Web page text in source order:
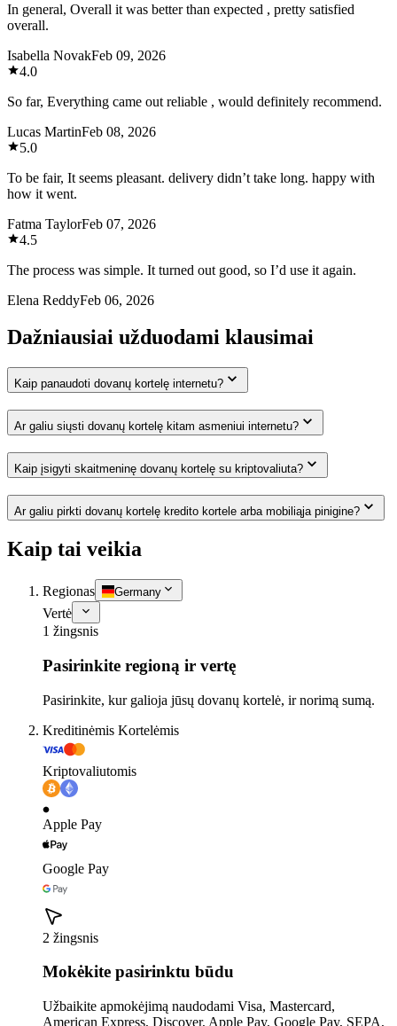
In general, Overall it was better than expected , pretty satisfied
overall.
Isabella NovakFeb 09, 2026
4.0
So far, Everything came out reliable , would definitely recommend.
Lucas MartinFeb 08, 2026
5.0
To be fair, It seems pleasant. delivery didn’t take long. happy with
how it went.
Fatma TaylorFeb 07, 2026
4.5
The process was simple. It turned out good, so I’d use it again.
Elena ReddyFeb 06, 2026
Dažniausiai užduodami klausimai
Kaip panaudoti dovanų kortelę internetu?
Ar galiu siųsti dovanų kortelę kitam asmeniui internetu?
Kaip įsigyti skaitmeninę dovanų kortelę su kriptovaliuta?
Ar galiu pirkti dovanų kortelę kredito kortele arba mobiliąja pinigine?
Kaip tai veikia
Regionas Germany
Vertė
1 žingsnis
Pasirinkite regioną ir vertę
Pasirinkite, kur galioja jūsų dovanų kortelė, ir norimą sumą.
Kreditinėmis Kortelėmis
Kriptovaliutomis
Apple Pay
Google Pay
2 žingsnis
Mokėkite pasirinktu būdu
Užbaikite apmokėjimą naudodami Visa, Mastercard,
American Express, Discover, Apple Pay, Google Pay, SEPA,